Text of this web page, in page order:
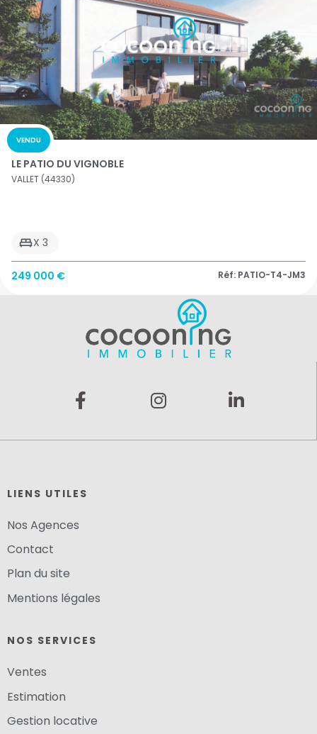
LE PATIO DU VIGNOBLE
VALLET (44330)
X 3
249 000 € Réf: PATIO-T4-JM3
VENDU
LIENS UTILES
Nos Agences
Contact
Plan du site
Mentions légales
NOS SERVICES
Ventes
Estimation
Gestion locative